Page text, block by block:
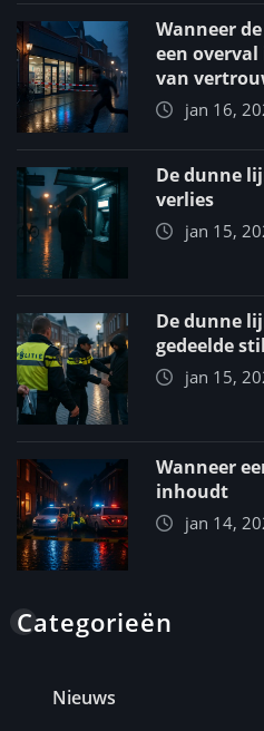
Wanneer
een overval
van
jan 16,
De dunne
verlies
jan 15,
De dunne
gedeelde
jan 15,
Wanneer
inhoudt
jan 14,
Categorieën
Nieuws